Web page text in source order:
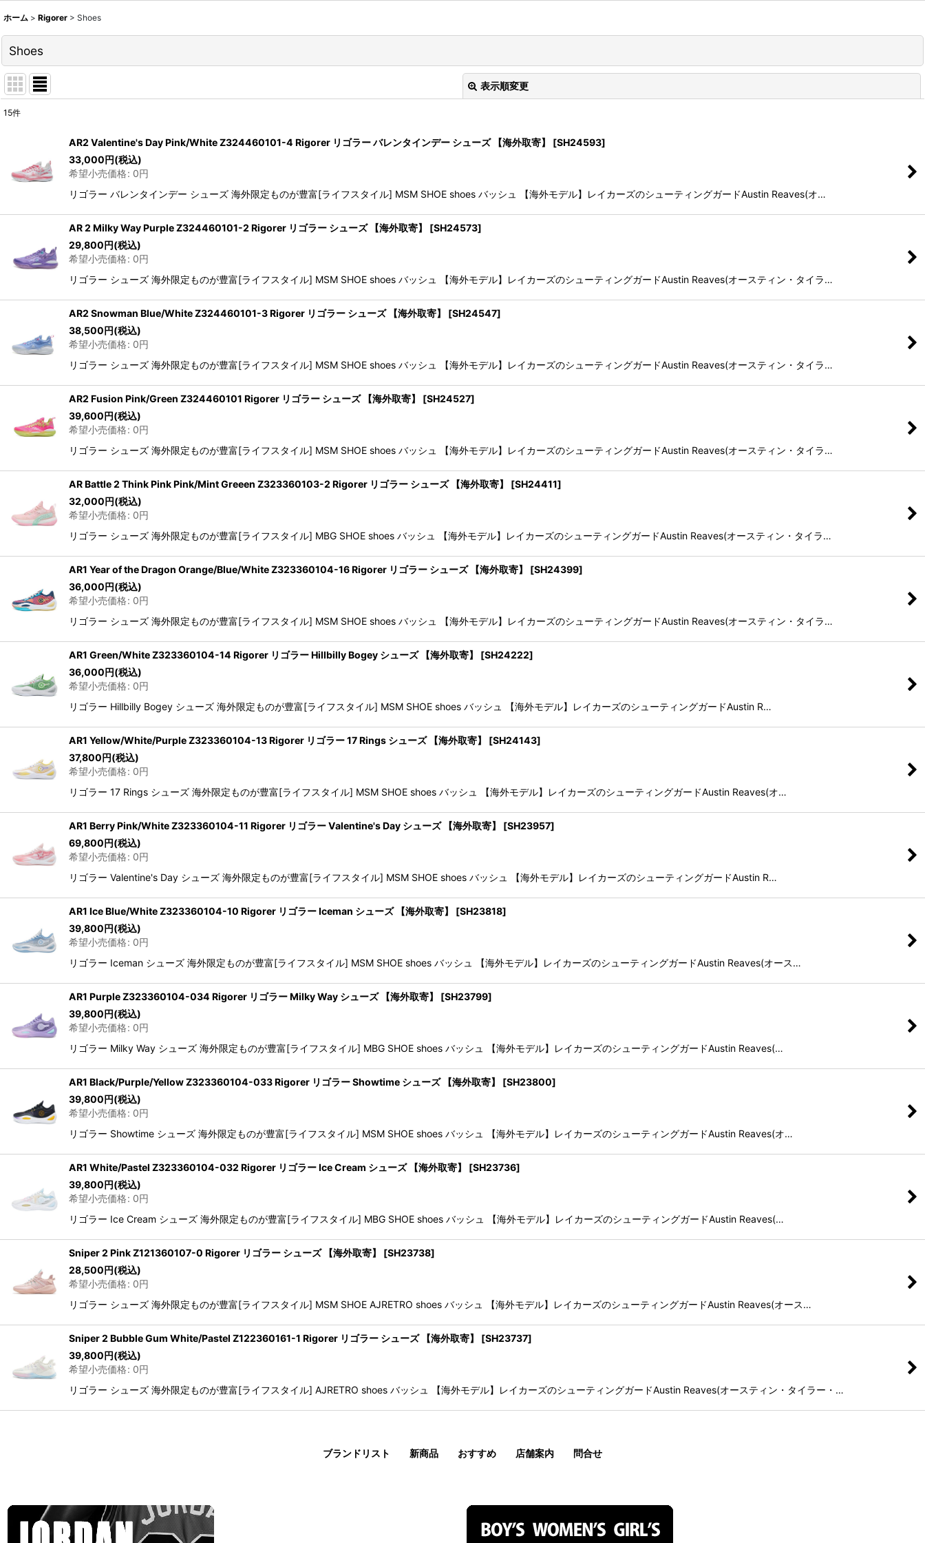
ホーム > Rigorer > Shoes
Shoes
表示順変更
並び順 :
絞り込む
15件
AR2 Valentine's Day Pink/White Z324460101-4 Rigorer リゴラー バレンタインデー シューズ 【海外取寄】 [SH24593]
33,000円(税込)
希望小売価格: 0円
リゴラー バレンタインデー シューズ 海外限定ものが豊富[ライフスタイル] MSM SHOE shoes バッシュ 【海外モデル】レイカーズのシューティングガードAustin Reaves(オ…
AR 2 Milky Way Purple Z324460101-2 Rigorer リゴラー シューズ 【海外取寄】 [SH24573]
29,800円(税込)
希望小売価格: 0円
リゴラー シューズ 海外限定ものが豊富[ライフスタイル] MSM SHOE shoes バッシュ 【海外モデル】レイカーズのシューティングガードAustin Reaves(オースティン・タイラ…
AR2 Snowman Blue/White Z324460101-3 Rigorer リゴラー シューズ 【海外取寄】 [SH24547]
38,500円(税込)
希望小売価格: 0円
リゴラー シューズ 海外限定ものが豊富[ライフスタイル] MSM SHOE shoes バッシュ 【海外モデル】レイカーズのシューティングガードAustin Reaves(オースティン・タイラ…
AR2 Fusion Pink/Green Z324460101 Rigorer リゴラー シューズ 【海外取寄】 [SH24527]
39,600円(税込)
希望小売価格: 0円
リゴラー シューズ 海外限定ものが豊富[ライフスタイル] MSM SHOE shoes バッシュ 【海外モデル】レイカーズのシューティングガードAustin Reaves(オースティン・タイラ…
AR Battle 2 Think Pink Pink/Mint Greeen Z323360103-2 Rigorer リゴラー シューズ 【海外取寄】 [SH24411]
32,000円(税込)
希望小売価格: 0円
リゴラー シューズ 海外限定ものが豊富[ライフスタイル] MBG SHOE shoes バッシュ 【海外モデル】レイカーズのシューティングガードAustin Reaves(オースティン・タイラ…
AR1 Year of the Dragon Orange/Blue/White Z323360104-16 Rigorer リゴラー シューズ 【海外取寄】 [SH24399]
36,000円(税込)
希望小売価格: 0円
リゴラー シューズ 海外限定ものが豊富[ライフスタイル] MSM SHOE shoes バッシュ 【海外モデル】レイカーズのシューティングガードAustin Reaves(オースティン・タイラ…
AR1 Green/White Z323360104-14 Rigorer リゴラー Hillbilly Bogey シューズ 【海外取寄】 [SH24222]
36,000円(税込)
希望小売価格: 0円
リゴラー Hillbilly Bogey シューズ 海外限定ものが豊富[ライフスタイル] MSM SHOE shoes バッシュ 【海外モデル】レイカーズのシューティングガードAustin R…
AR1 Yellow/White/Purple Z323360104-13 Rigorer リゴラー 17 Rings シューズ 【海外取寄】 [SH24143]
37,800円(税込)
希望小売価格: 0円
リゴラー 17 Rings シューズ 海外限定ものが豊富[ライフスタイル] MSM SHOE shoes バッシュ 【海外モデル】レイカーズのシューティングガードAustin Reaves(オ…
AR1 Berry Pink/White Z323360104-11 Rigorer リゴラー Valentine's Day シューズ 【海外取寄】 [SH23957]
69,800円(税込)
希望小売価格: 0円
リゴラー Valentine's Day シューズ 海外限定ものが豊富[ライフスタイル] MSM SHOE shoes バッシュ 【海外モデル】レイカーズのシューティングガードAustin R…
AR1 Ice Blue/White Z323360104-10 Rigorer リゴラー Iceman シューズ 【海外取寄】 [SH23818]
39,800円(税込)
希望小売価格: 0円
リゴラー Iceman シューズ 海外限定ものが豊富[ライフスタイル] MSM SHOE shoes バッシュ 【海外モデル】レイカーズのシューティングガードAustin Reaves(オース…
AR1 Purple Z323360104-034 Rigorer リゴラー Milky Way シューズ 【海外取寄】 [SH23799]
39,800円(税込)
希望小売価格: 0円
リゴラー Milky Way シューズ 海外限定ものが豊富[ライフスタイル] MBG SHOE shoes バッシュ 【海外モデル】レイカーズのシューティングガードAustin Reaves(…
AR1 Black/Purple/Yellow Z323360104-033 Rigorer リゴラー Showtime シューズ 【海外取寄】 [SH23800]
39,800円(税込)
希望小売価格: 0円
リゴラー Showtime シューズ 海外限定ものが豊富[ライフスタイル] MSM SHOE shoes バッシュ 【海外モデル】レイカーズのシューティングガードAustin Reaves(オ…
AR1 White/Pastel Z323360104-032 Rigorer リゴラー Ice Cream シューズ 【海外取寄】 [SH23736]
39,800円(税込)
希望小売価格: 0円
リゴラー Ice Cream シューズ 海外限定ものが豊富[ライフスタイル] MBG SHOE shoes バッシュ 【海外モデル】レイカーズのシューティングガードAustin Reaves(…
Sniper 2 Pink Z121360107-0 Rigorer リゴラー シューズ 【海外取寄】 [SH23738]
28,500円(税込)
希望小売価格: 0円
リゴラー シューズ 海外限定ものが豊富[ライフスタイル] MSM SHOE AJRETRO shoes バッシュ 【海外モデル】レイカーズのシューティングガードAustin Reaves(オース…
Sniper 2 Bubble Gum White/Pastel Z122360161-1 Rigorer リゴラー シューズ 【海外取寄】 [SH23737]
39,800円(税込)
希望小売価格: 0円
リゴラー シューズ 海外限定ものが豊富[ライフスタイル] AJRETRO shoes バッシュ 【海外モデル】レイカーズのシューティングガードAustin Reaves(オースティン・タイラー・…
ブランドリスト 新商品 おすすめ 店舗案内 問合せ